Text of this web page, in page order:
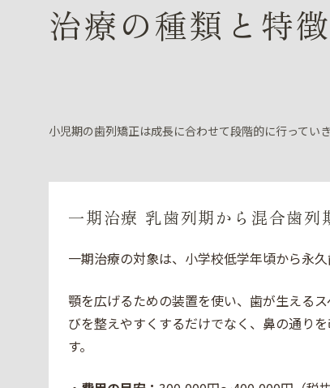
治療の種類と特徴
小児期の歯列矯正は成長に合わせて段階的に行ってい
一期治療 乳歯列期から混合歯列
一期治療の対象は、小学校低学年頃から永
顎を広げるための装置を使い、歯が生える
びを整えやすくするだけでなく、鼻の通り
す。